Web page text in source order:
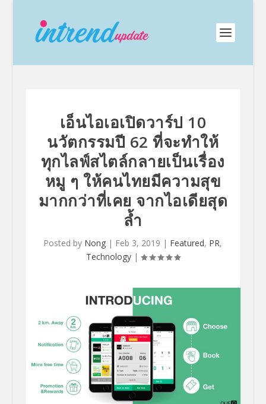
เอ็นไอเอเปิดวาร์ป 10
นวัตกรรมปี 62 ที่จะทำให้
ทุกไลฟ์สไตล์กลายเป็นเรื่อง
หมู ๆ ให้คนไทยมีความสุข
มากกว่าที่เคย จากไอเดียสุด
ล้ำ
Posted by Nong | Feb 3, 2019 | Featured, PR,
Technology|